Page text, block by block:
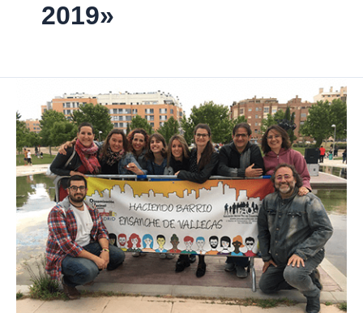
2019»
Asociación
de
Vecinos
entrega
el
Premio
«Cabezón
2019»